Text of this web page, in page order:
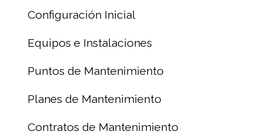
Configuración Inicial
Equipos e Instalaciones
Puntos de Mantenimiento
Planes de Mantenimiento
Contratos de Mantenimiento